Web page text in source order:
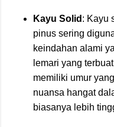
Kayu Solid : Kayu
pinus sering
keindahan alami
lemari yang
memiliki umur
nuansa hangat
biasanya lebih